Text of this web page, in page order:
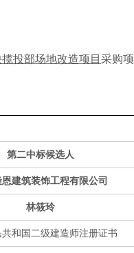
投部场地改造项目 采购
第二中标候选人
建筑装饰工程有限公司
林筱玲
和国二级建造师注册证书